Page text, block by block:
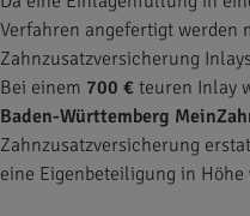
Verfahren angefertigt werden
Zahnzusatzversicherung
Bei einem 700 € teuren Inlay
Baden-Württemberg
Zahnzusatzversicherung
eine Eigenbeteiligung in Höhe